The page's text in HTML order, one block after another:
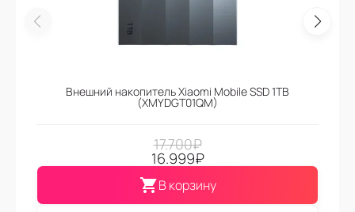
Внешний накопитель Xiaomi Mobile SSD 1TB
(XMYDGT01QM)
17.700₽
16.999₽
В корзину